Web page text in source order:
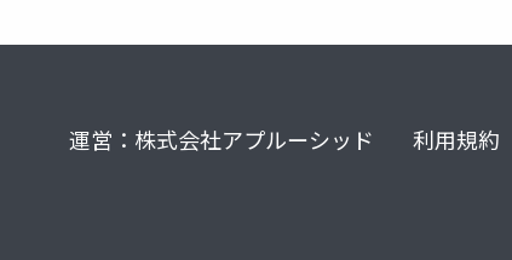
運営：株式会社アプルーシッド 利用規約